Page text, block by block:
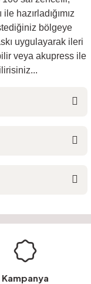
hazırladığımız
bölgeye
uygulayarak ileri
veya akupress ile
Kampanya